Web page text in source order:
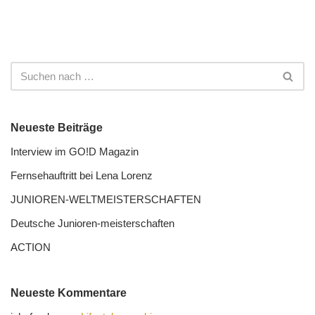
Neueste Beiträge
Interview im GO!D Magazin
Fernseh­auftritt bei Lena Lorenz
JUNIOREN-WELTMEISTER­SCHAFTEN
Deutsche Junioren-meister­schaften
ACTION
Neueste Kommentare